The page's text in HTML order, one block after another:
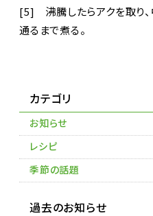
[5] 沸騰したらアクを取り
通るまで煮る。
カテゴリ
お知らせ
レシピ
季節の話題
過去のお知らせ